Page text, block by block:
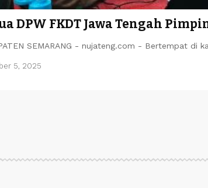
DPW FKDT Jawa Tengah
SEMARANG - nujateng.com - Bertempat di
5, 2025